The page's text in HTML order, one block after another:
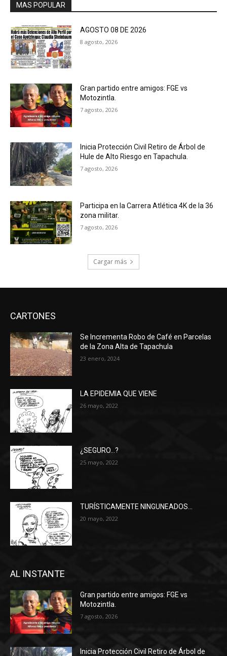
MAS POPULAR
AGOSTO 08 DE 2026
8 agosto, 2026
Gran partido entre amigos: FGE vs
Motozintla.
7 agosto, 2026
Inicia Protección Civil Retiro de Árbol de
Hule de Alto Riesgo en Tapachula.
7 agosto, 2026
Participa en la Carrera Atlética 4K de la 36
zona militar.
7 agosto, 2026
Cargar más
CARTONES
Se Incrementa Robo de Café en Parcelas
de la Zona Alta de Tapachula
23 enero, 2024
LA EPIDEMIA QUE VIENE
26 mayo, 2022
¿SEGURO…?
25 mayo, 2022
TURÍSTICAMENTE NINGUNEADOS…
20 mayo, 2022
AL INSTANTE
Gran partido entre amigos: FGE vs
Motozintla.
7 agosto, 2026
Inicia Protección Civil Retiro de Árbol de